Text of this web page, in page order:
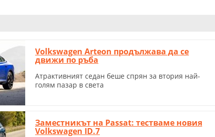
Volkswagen Arteon продължава да се
движи по ръба
Атрактивният седан беше спрян за втория най-
голям пазар в света
Заместникът на Passat: тестваме новия
Volkswagen ID.7